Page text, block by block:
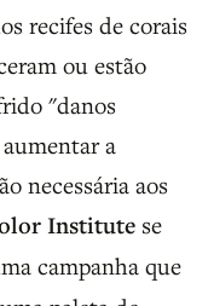
recifes de corais
ou estão
"danos
a
necessária aos
Institute se
campanha que